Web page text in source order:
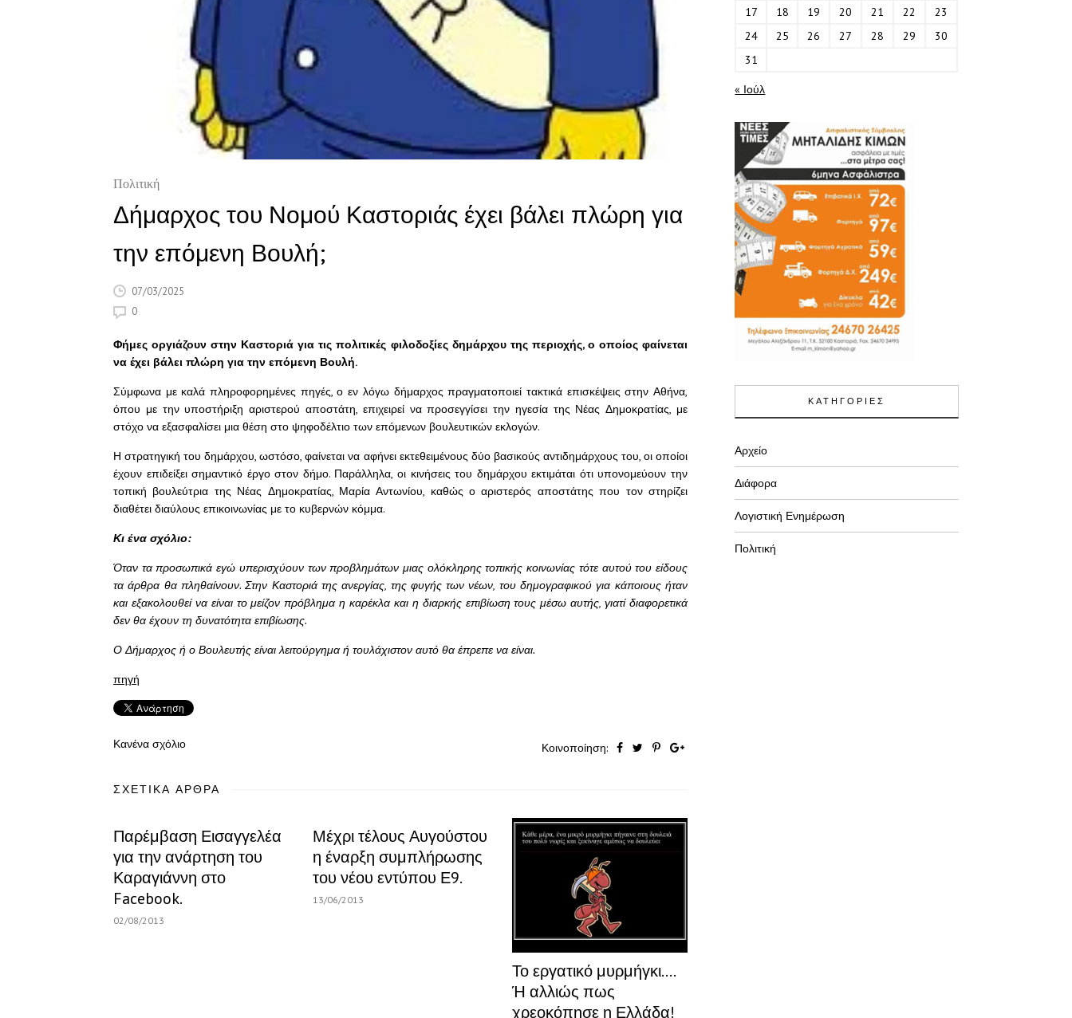
Πολιτική
Δήμαρχος του Νομού Καστοριάς έχει βάλει πλώρη για
την επόμενη Βουλή;
07/03/2025
0
Φήμες οργιάζουν στην Καστοριά για τις πολιτικές φιλοδοξίες δημάρχου της περιοχής, ο οποίος φαίνεται
να έχει βάλει πλώρη για την επόμενη Βουλή.
Σύμφωνα με καλά πληροφορημένες πηγές, ο εν λόγω δήμαρχος πραγματοποιεί τακτικά επισκέψεις στην Αθήνα,
όπου με την υποστήριξη αριστερού αποστάτη, επιχειρεί να προσεγγίσει την ηγεσία της Νέας Δημοκρατίας, με
στόχο να εξασφαλίσει μια θέση στο ψηφοδέλτιο των επόμενων βουλευτικών εκλογών.
Η στρατηγική του δημάρχου, ωστόσο, φαίνεται να αφήνει εκτεθειμένους δύο βασικούς αντιδημάρχους του, οι οποίοι
έχουν επιδείξει σημαντικό έργο στον δήμο. Παράλληλα, οι κινήσεις του δημάρχου εκτιμάται ότι υπονομεύουν την
τοπική βουλεύτρια της Νέας Δημοκρατίας, Μαρία Αντωνίου, καθώς ο αριστερός αποστάτης που τον στηρίζει
διαθέτει διαύλους επικοινωνίας με το κυβερνών κόμμα.
Κι ένα σχόλιο:
Όταν τα προσωπικά εγώ υπερισχύουν των προβλημάτων μιας ολόκληρης τοπικής κοινωνίας τότε αυτού του είδους
τα άρθρα θα πληθαίνουν. Στην Καστοριά της ανεργίας, της φυγής των νέων, του δημογραφικού για κάποιους ήταν
και εξακολουθεί να είναι το μείζον πρόβλημα η καρέκλα και η διαρκής επιβίωση τους μέσω αυτής, γιατί διαφορετικά
δεν θα έχουν τη δυνατότητα επιβίωσης.
Ο Δήμαρχος ή ο Βουλευτής είναι λειτούργημα ή τουλάχιστον αυτό θα έπρεπε να είναι.
πηγή
Κανένα σχόλιο Κοινοποίηση:
ΣΧΕΤΙΚΆ ΆΡΘΡΑ
Παρέμβαση Εισαγγελέα
για την ανάρτηση του
Καραγιάννη στο
Facebook.
02/08/2013
Μέχρι τέλους Αυγούστου
η έναρξη συμπλήρωσης
του νέου εντύπου Ε9.
13/06/2013
Το εργατικό μυρμήγκι….
Ή αλλιώς πως
χρεοκόπησε η Ελλάδα!
17
18 19 20 21 22
23
24
25 26 27 28 29
30
31
« Ιούλ
ΚΑΤΗΓΟΡΙΕΣ
Αρχείο
Διάφορα
Λογιστική Ενημέρωση
Πολιτική